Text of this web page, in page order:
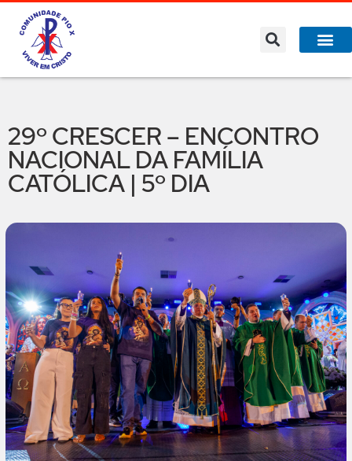
29º CRESCER – ENCONTRO
NACIONAL DA FAMÍLIA
CATÓLICA | 5º DIA